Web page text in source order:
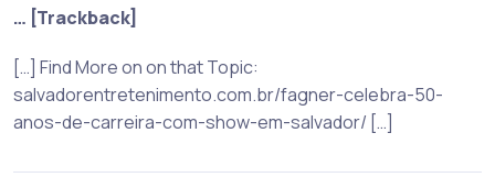
… [Trackback]
[…] Find More on on that Topic:
salvadorentretenimento.com.br/fagner-celebra-50-
anos-de-carreira-com-show-em-salvador/ […]